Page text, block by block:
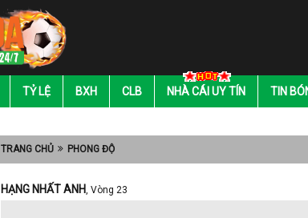
TỶ LỆ BXH CLB NHÀ CÁI UY TÍN TIN
TRANG CHỦ PHONG ĐỘ
HẠNG NHẤT ANH , Vòng 23